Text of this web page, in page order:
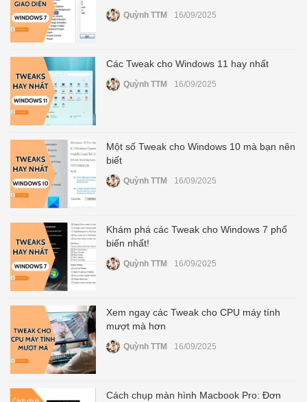
Thay pin
Pin Realme
Thay vỏ
Vỏ Huawei Vỏ Vivo
Quỳnh TTM 16/09/2025
Các Tweak cho Windows 11 hay nhất
Quỳnh TTM 16/09/2025
Một số Tweak cho Windows 10 mà bạn nên
biết
Quỳnh TTM 16/09/2025
Khám phá các Tweak cho Windows 7 phổ
biến nhất!
Quỳnh TTM 16/09/2025
Xem ngay các Tweak cho CPU máy tính
mượt mà hơn
Quỳnh TTM 16/09/2025
Cách chụp màn hình Macbook Pro: Đơn